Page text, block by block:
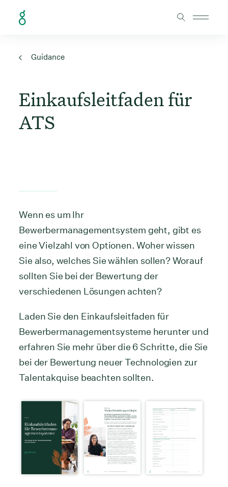
Guidance
Einkaufsleitfaden für
ATS
Wenn es um Ihr
Bewerbermanagementsystem geht, gibt es
eine Vielzahl von Optionen. Woher wissen
Sie also, welches Sie wählen sollen? Worauf
sollten Sie bei der Bewertung der
verschiedenen Lösungen achten?
Laden Sie den Einkaufsleitfaden für
Bewerbermanagementsysteme herunter und
erfahren Sie mehr über die 6 Schritte, die Sie
bei der Bewertung neuer Technologien zur
Talentakquise beachten sollten.